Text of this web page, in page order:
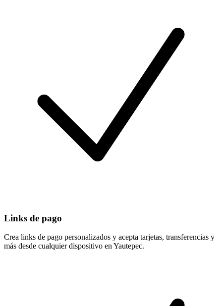
Links de pago
Crea links de pago personalizados y acepta tarjetas, transferencias y
más desde cualquier dispositivo en Yautepec.